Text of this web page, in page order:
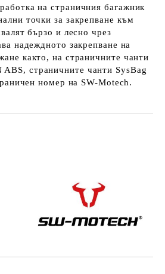
на страничния багажник
точки за закрепване към
бързо и лесно чрез
надеждното закрепване на
както, на страничните чанти
страничните чанти SysBag
номер на SW-Motech.